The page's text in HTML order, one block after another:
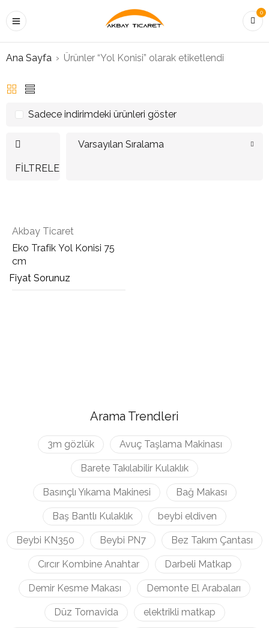
0
Ana Sayfa › Ürünler “Yol Konisi” olarak etiketlendi
FILTRELE
Varsayılan Sıralama
Sadece indirimdeki ürünleri göster
Akbay Ticaret
Eko Trafik Yol Konisi 75
cm
Fiyat Sorunuz
Arama Trendleri
3m gözlük Avuç Taşlama Makinası
Barete Takılabilir Kulaklık
Basınçlı Yıkama Makinesi Bağ Makası
Baş Bantlı Kulaklık beybi eldiven
Beybi KN350 Beybi PN7 Bez Takım Çantası
Cırcır Kombine Anahtar Darbeli Matkap
Demir Kesme Makası Demonte El Arabaları
Düz Tornavida elektrikli matkap